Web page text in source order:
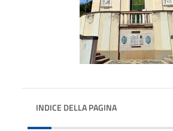
INDICE DELLA PAGINA